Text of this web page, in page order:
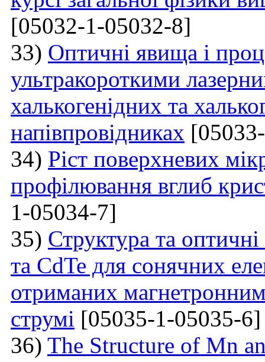
[05032-1-05032-8]
33) Оптичні явища і
ультракороткими
халькогенідних та
напівпровідниках
34) Ріст поверхневих
профілювання вглиб
1-05034-7]
35) Структура та
та CdTe для сонячних
отриманих
струмі [05035-1-05035-6]
36) The Structure of Mn